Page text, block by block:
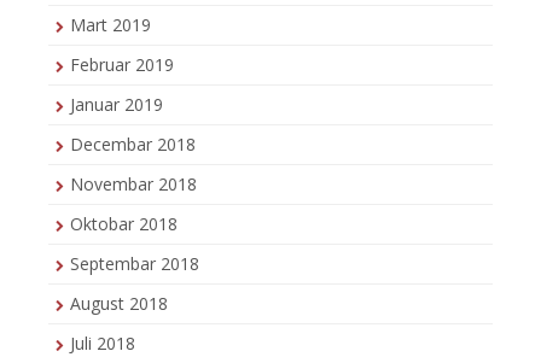
Mart 2019
Februar 2019
Januar 2019
Decembar 2018
Novembar 2018
Oktobar 2018
Septembar 2018
August 2018
Juli 2018